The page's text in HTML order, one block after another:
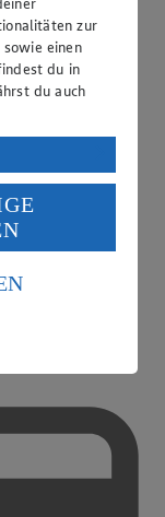
zur
einen
du in
du auch
Daten in den
du im Sinne
dass deine
EuGH sieht
an.
US-
findest du